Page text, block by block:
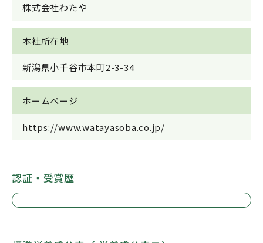
株式会社わたや
本社所在地
新潟県小千谷市本町2-3-34
ホームページ
https://www.watayasoba.co.jp/
認証・受賞歴